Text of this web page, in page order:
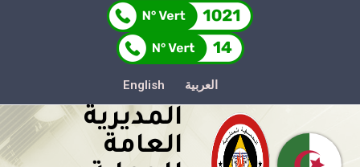
العربية English
المديرية
العامة